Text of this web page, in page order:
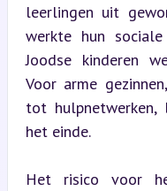
leerlingen uit
werkte hun
Joodse kinderen
Voor arme
tot
het einde.
Het risico voor